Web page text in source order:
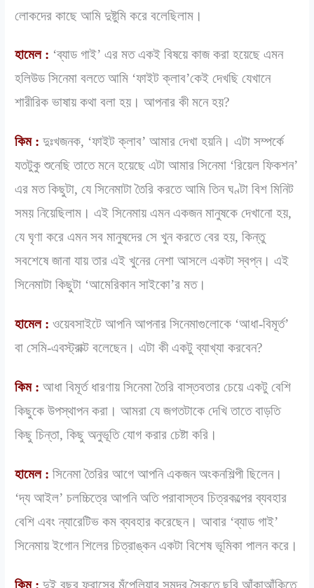
লোকদের কাছে আমি দুষ্টুমি করে বলেছিলাম।
হামেল : ‘ব্যাড গাই’ এর মত একই বিষয়ে কাজ করা হয়েছে এমন
হলিউড সিনেমা বলতে আমি ‘ফাইট ক্লাব’কেই দেখছি যেখানে
শারীরিক ভাষায় কথা বলা হয়। আপনার কী মনে হয়?
কিম : দুঃখজনক, ‘ফাইট ক্লাব’ আমার দেখা হয়নি। এটা সম্পর্কে
যতটুকু শুনেছি তাতে মনে হয়েছে এটা আমার সিনেমা ‘রিয়েল ফিকশন’
এর মত কিছুটা, যে সিনেমাটা তৈরি করতে আমি তিন ঘণ্টা বিশ মিনিট
সময় নিয়েছিলাম। এই সিনেমায় এমন একজন মানুষকে দেখানো হয়,
যে ঘৃণা করে এমন সব মানুষদের সে খুন করতে বের হয়, কিন্তু
সবশেষে জানা যায় তার এই খুনের নেশা আসলে একটা স্বপ্ন। এই
সিনেমাটা কিছুটা ‘আমেরিকান সাইকো’র মত।
হামেল : ওয়েবসাইটে আপনি আপনার সিনেমাগুলোকে ‘আধা-বিমূর্ত’
বা সেমি-এবস্ট্রাক্ট বলেছেন। এটা কী একটু ব্যাখ্যা করবেন?
কিম : আধা বিমূর্ত ধারণায় সিনেমা তৈরি বাস্তবতার চেয়ে একটু বেশি
কিছুকে উপস্থাপন করা। আমরা যে জগতটাকে দেখি তাতে বাড়তি
কিছু চিন্তা, কিছু অনুভূতি যোগ করার চেষ্টা করি।
হামেল : সিনেমা তৈরির আগে আপনি একজন অংকনশিল্পী ছিলেন।
‘দ্য আইল’ চলচ্চিত্রে আপনি অতি পরাবাস্তব চিত্রকল্পের ব্যবহার
বেশি এবং ন্যারেটিভ কম ব্যবহার করেছেন। আবার ‘ব্যাড গাই’
সিনেমায় ইগোন শিলের চিত্রাঙ্কন একটা বিশেষ ভূমিকা পালন করে।
কিম : দুই বছর ফ্রান্সের মঁপেলিয়ার সমুদ্র সৈকতে ছবি আঁকাআঁকিতে